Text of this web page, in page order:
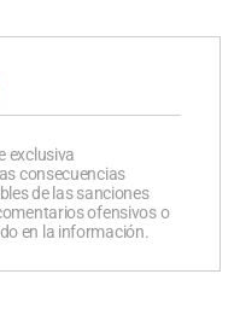
exclusiva
consecuencias
de las sanciones
ofensivos o
en la información.